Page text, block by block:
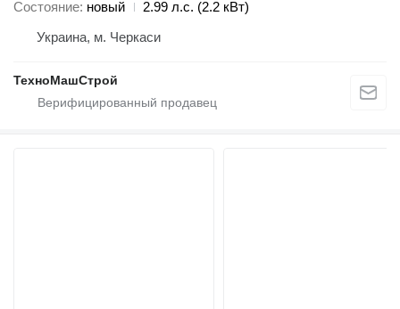
Состояние новый
2.99 л.с. (2.2 кВт)
Украина, м. Черкаси
ТехноМашСтрой